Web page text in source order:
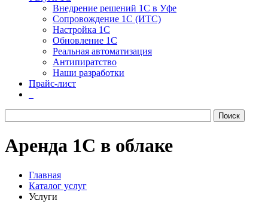
Внедрение решений 1С в Уфе
Сопровождение 1С (ИТС)
Настройка 1С
Обновление 1С
Реальная автоматизация
Антипиратство
Наши разработки
Прайс-лист
Аренда 1С в облаке
Главная
Каталог услуг
Услуги